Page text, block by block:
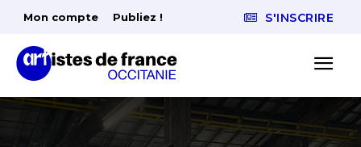
Mon compte Publiez ! S'INSCRIRE